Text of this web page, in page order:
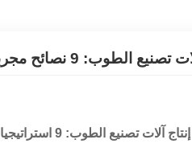
لخفض التكاليف وزيادة الإنتاج
9 استراتيجيات مثبتة لخفض التكاليف وزيادة الإنتاج